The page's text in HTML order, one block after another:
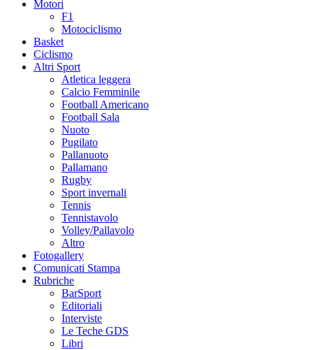
Motori
F1
Motociclismo
Basket
Ciclismo
Altri Sport
Atletica leggera
Calcio Femminile
Football Americano
Football Sala
Nuoto
Pugilato
Pallanuoto
Pallamano
Rugby
Sport invernali
Tennis
Tennistavolo
Volley/Pallavolo
Altro
Fotogallery
Comunicati Stampa
Rubriche
BarSport
Editoriali
Interviste
Le Teche GDS
Libri